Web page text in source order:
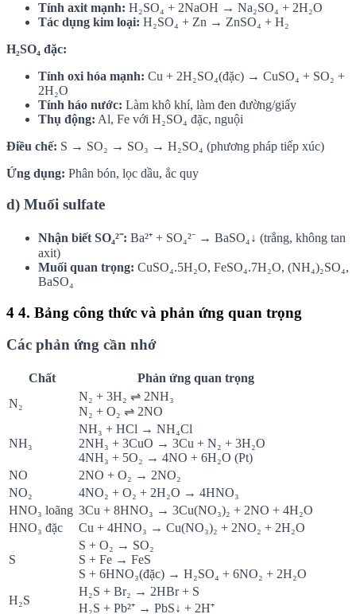
Tính axit mạnh: H₂SO₄ + 2NaOH → Na₂SO₄ + 2H₂O
Tác dụng kim loại: H₂SO₄ + Zn → ZnSO₄ + H₂
H₂SO₄ đặc:
Tính oxi hóa mạnh: Cu + 2H₂SO₄(đặc) → CuSO₄ + SO₂ +
2H₂O
Tính háo nước: Làm khô khí, làm đen đường/giấy
Thụ động: Al, Fe với H₂SO₄ đặc, nguội
Điều chế: S → SO₂ → SO₃ → H₂SO₄ (phương pháp tiếp xúc)
Ứng dụng: Phân bón, lọc dầu, ắc quy
d) Muối sulfate
Nhận biết SO₄²⁻: Ba²⁺ + SO₄²⁻ → BaSO₄↓ (trắng, không tan
axit)
Muối quan trọng: CuSO₄.5H₂O, FeSO₄.7H₂O, (NH₄)₂SO₄,
BaSO₄
4 4. Bảng công thức và phản ứng quan trọng
Các phản ứng cần nhớ
Chất
Phản ứng quan trọng
N₂
N₂ + 3H₂ ⇌ 2NH₃
N₂ + O₂ ⇌ 2NO
NH₃
NH₃ + HCl → NH₄Cl
2NH₃ + 3CuO → 3Cu + N₂ + 3H₂O
4NH₃ + 5O₂ → 4NO + 6H₂O (Pt)
NO
2NO + O₂ → 2NO₂
NO₂
4NO₂ + O₂ + 2H₂O → 4HNO₃
HNO₃ loãng 3Cu + 8HNO₃ → 3Cu(NO₃)₂ + 2NO + 4H₂O
HNO₃ đặc
Cu + 4HNO₃ → Cu(NO₃)₂ + 2NO₂ + 2H₂O
S
S + O₂ → SO₂
S + Fe → FeS
S + 6HNO₃(đặc) → H₂SO₄ + 6NO₂ + 2H₂O
H₂S
H₂S + Br₂ → 2HBr + S
H₂S + Pb²⁺ → PbS↓ + 2H⁺